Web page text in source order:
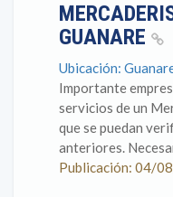
GUANARE
Ubicación:
Importante
servicios de un
que se puedan
anteriores.
Publicación: 04/